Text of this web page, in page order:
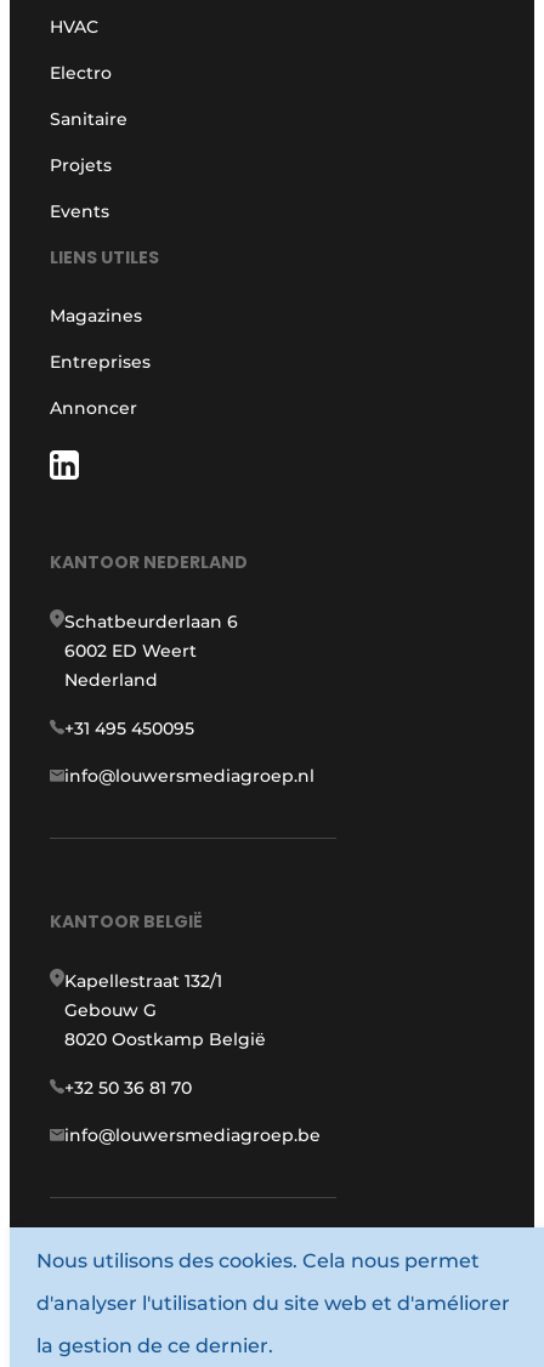
HVAC
Electro
Sanitaire
Projets
Events
LIENS UTILES
Magazines
Entreprises
Annoncer
KANTOOR NEDERLAND
Schatbeurderlaan 6
6002 ED Weert
Nederland
+31 495 450095
info@louwersmediagroep.nl
KANTOOR BELGIË
Kapellestraat 132/1
Gebouw G
8020 Oostkamp België
+32 50 36 81 70
info@louwersmediagroep.be
www.louwersmediagroep.com
© 1987 - 2026 Louwersmediagroep.
Termes et conditions
Nous utilisons des cookies. Cela nous permet
d'analyser l'utilisation du site web et d'améliorer
la gestion de ce dernier.